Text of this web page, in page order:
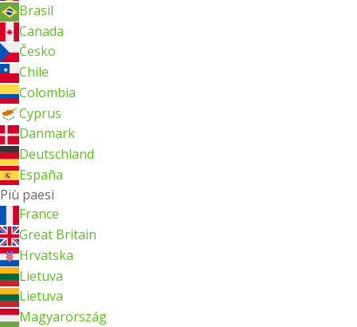
Brasil
Canada
Česko
Chile
Colombia
Cyprus
Danmark
Deutschland
España
Più paesi
France
Great Britain
Hrvatska
Lietuva
Lietuva
Magyarország